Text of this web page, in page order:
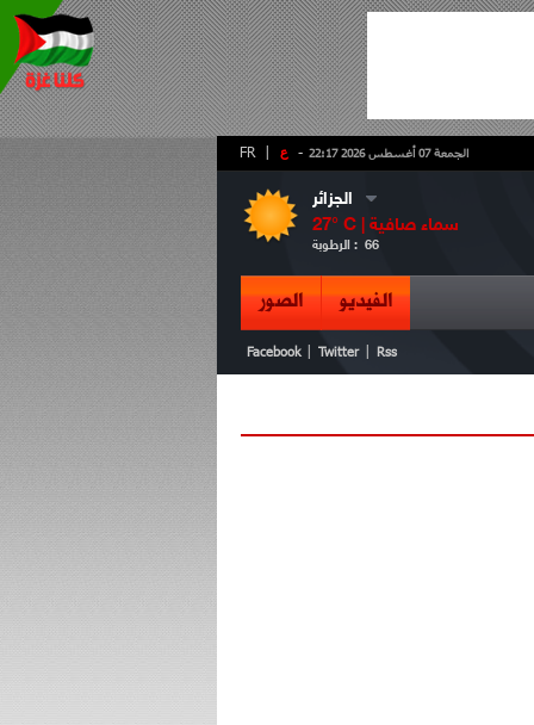
- ع FR الجمعة 07 أغسطس 2026 22:17
الجزائر
27° C | سماء صافية
الرطوبة : 66
الفيديو الصور
Facebook Twitter Rss